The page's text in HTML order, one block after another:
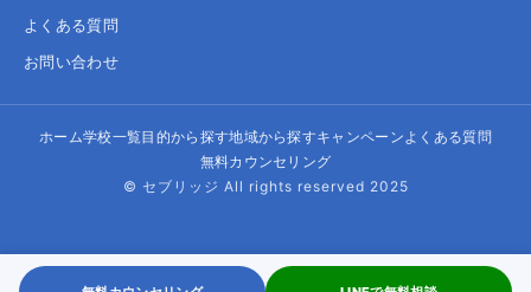
よくある質問
お問い合わせ
ホーム学校一覧目的から探す地域から探すキャンペーンよくある質問
無料カウンセリング
© セブリッジ All rights reserved 2025